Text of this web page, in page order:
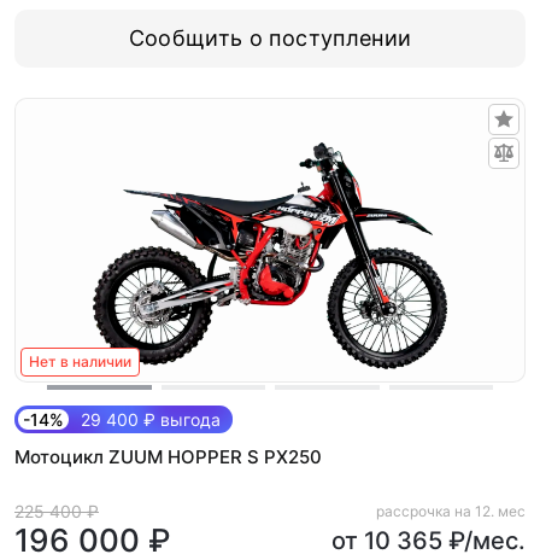
Сообщить о поступлении
Нет в наличии
-14% 29 400 ₽ выгода
Мотоцикл ZUUM HOPPER S PX250
225 400 ₽
196 000 ₽
рассрочка на 12. мес
от 10 365 ₽/мес.